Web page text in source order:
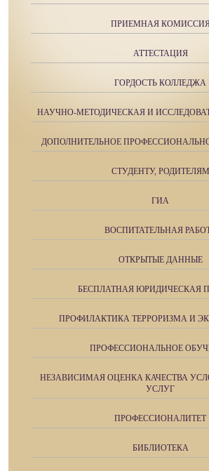
ПРИЕМНАЯ
АТТЕСТАЦИЯ
ГОРДОСТЬ КОЛЛЕДЖА
НАУЧНО-МЕТОДИЧЕСКАЯ И
ДОПОЛНИТЕЛЬНОЕ
СТУДЕНТУ, РОДИТЕЛЯМ
ГИА
ВОСПИТАТЕЛЬНАЯ
ОТКРЫТЫЕ ДАННЫЕ
БЕСПЛАТНАЯ ЮРИДИЧЕСКАЯ
ПРОФИЛАКТИКА ТЕРРОРИЗМА И
ПРОФЕССИОНАЛЬНОЕ
НЕЗАВИСИМАЯ ОЦЕНКА КАЧЕСТВА
УСЛУГ
ПРОФЕССИОНАЛИТЕТ
БИБЛИОТЕКА